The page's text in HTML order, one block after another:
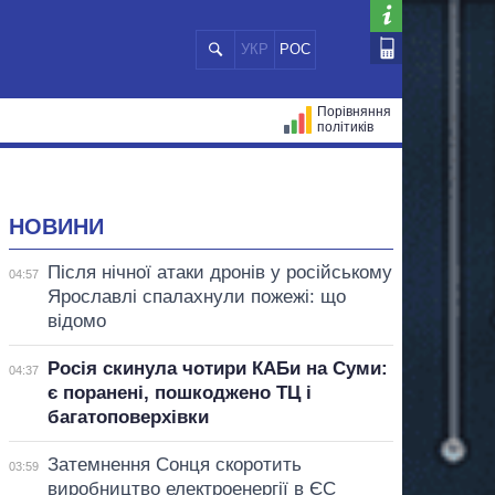
УКР РОС
Порівняння
політиків
НОВИНИ
04:57
Після нічної атаки дронів у російському
Ярославлі спалахнули пожежі: що
відомо
04:37
Росія скинула чотири КАБи на Суми:
є поранені, пошкоджено ТЦ і
багатоповерхівки
03:59
Затемнення Сонця скоротить
виробництво електроенергії в ЄС